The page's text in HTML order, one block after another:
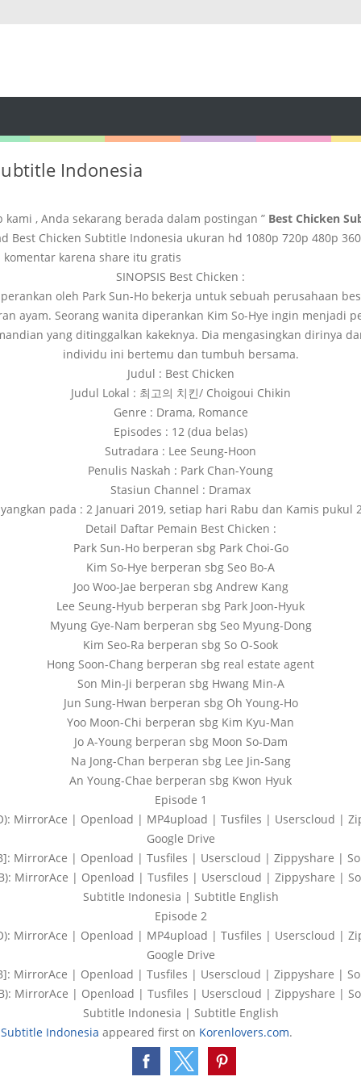
Indonesia
kami , Anda sekarang berada dalam postingan ” Best Chicken
Best Chicken Subtitle Indonesia ukuran hd 1080p 720p 480p
karena share itu gratis
SINOPSIS Best Chicken :
oleh Park Sun-Ho bekerja untuk sebuah perusahaan
ayam. Seorang wanita diperankan Kim So-Hye ingin menjadi
yang ditinggalkan kakeknya. Dia mengasingkan dirinya
individu ini bertemu dan tumbuh bersama.
Judul : Best Chicken
Judul Lokal : 최고의 치킨/ Choigoui Chikin
Genre : Drama, Romance
Episodes : 12 (dua belas)
Sutradara : Lee Seung-Hoon
Penulis Naskah : Park Chan-Young
Stasiun Channel : Dramax
pada : 2 Januari 2019, setiap hari Rabu dan Kamis pukul
Detail Daftar Pemain Best Chicken :
Park Sun-Ho berperan sbg Park Choi-Go
Kim So-Hye berperan sbg Seo Bo-A
Joo Woo-Jae berperan sbg Andrew Kang
Lee Seung-Hyub berperan sbg Park Joon-Hyuk
Myung Gye-Nam berperan sbg Seo Myung-Dong
Kim Seo-Ra berperan sbg So O-Sook
Hong Soon-Chang berperan sbg real estate agent
Son Min-Ji berperan sbg Hwang Min-A
Jun Sung-Hwan berperan sbg Oh Young-Ho
Yoo Moon-Chi berperan sbg Kim Kyu-Man
Jo A-Young berperan sbg Moon So-Dam
Na Jong-Chan berperan sbg Lee Jin-Sang
An Young-Chae berperan sbg Kwon Hyuk
Episode 1
MirrorAce | Openload | MP4upload | Tusfiles | Userscloud |
Google Drive
MirrorAce | Openload | Tusfiles | Userscloud | Zippyshare |
MirrorAce | Openload | Tusfiles | Userscloud | Zippyshare |
Subtitle Indonesia | Subtitle English
Episode 2
MirrorAce | Openload | MP4upload | Tusfiles | Userscloud |
Google Drive
MirrorAce | Openload | Tusfiles | Userscloud | Zippyshare |
MirrorAce | Openload | Tusfiles | Userscloud | Zippyshare |
Subtitle Indonesia | Subtitle English
Indonesia appeared first on Korenlovers.com.